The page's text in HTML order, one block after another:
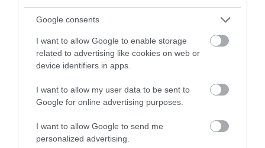
Google consents
I want to allow Google to enable storage
related to advertising like cookies on web or
device identifiers in apps.
I want to allow my user data to be sent to
Google for online advertising purposes.
I want to allow Google to send me
personalized advertising.